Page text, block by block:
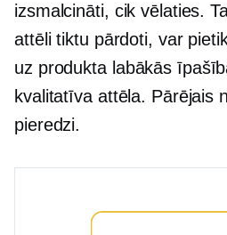
izsmalcināti, cik vēlaties.
attēli tiktu pārdoti, var
uz produkta labākās
kvalitatīva attēla. Pārējais
pieredzi.